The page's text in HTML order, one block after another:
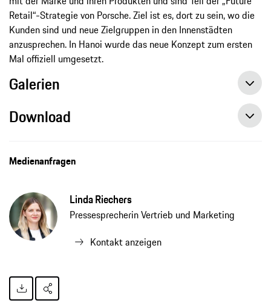
Retail“-Strategie von Porsche. Ziel ist es, dort zu sein, wo die
Kunden sind und neue Zielgruppen in den Innenstädten
anzusprechen. In Hanoi wurde das neue Konzept zum ersten
Mal offiziell umgesetzt.
Galerien
Download
Medienanfragen
Linda Riechers
Pressesprecherin Vertrieb und Marketing
Kontakt anzeigen